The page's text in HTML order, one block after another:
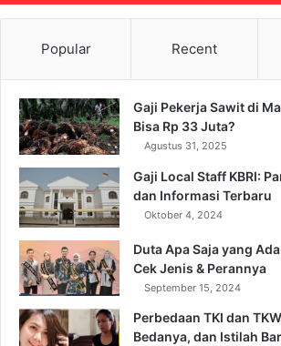
Popular Recent
Gaji Pekerja Sawit di
Bisa Rp 33 Juta?
Agustus 31, 2025
Gaji Local Staff KBRI:
dan Informasi Terbaru
Oktober 4, 2024
Duta Apa Saja yang
Cek Jenis & Perannya
September 15, 2024
Perbedaan TKI dan
Bedanya, dan Istilah